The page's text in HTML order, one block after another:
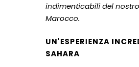
indimenticabili del
Marocco.
UN'ESPERIENZA
SAHARA